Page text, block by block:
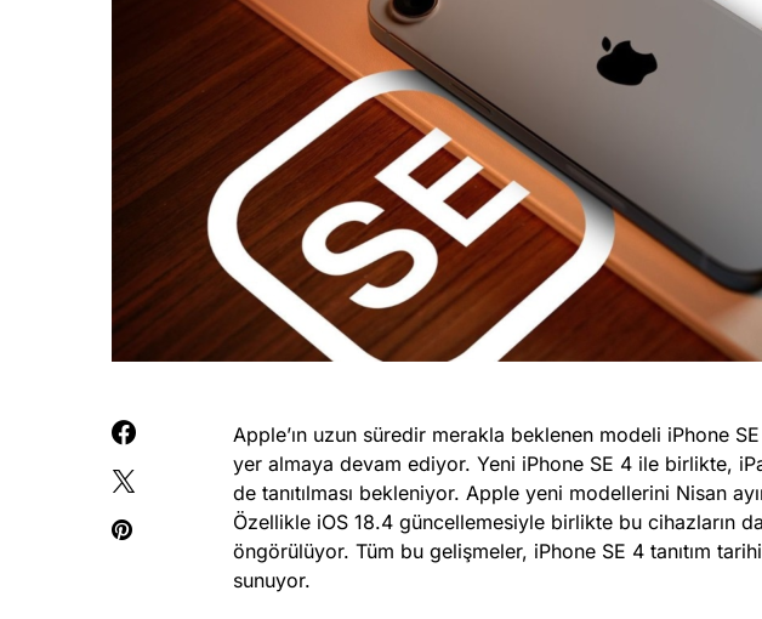
Apple’ın uzun süredir merakla beklenen modeli iPhone
yer almaya devam ediyor. Yeni iPhone SE 4 ile birlikte,
de tanıtılması bekleniyor. Apple yeni modellerini Nisan
Özellikle iOS 18.4 güncellemesiyle birlikte bu cihazların
öngörülüyor. Tüm bu gelişmeler, iPhone SE 4 tanıtım
sunuyor.